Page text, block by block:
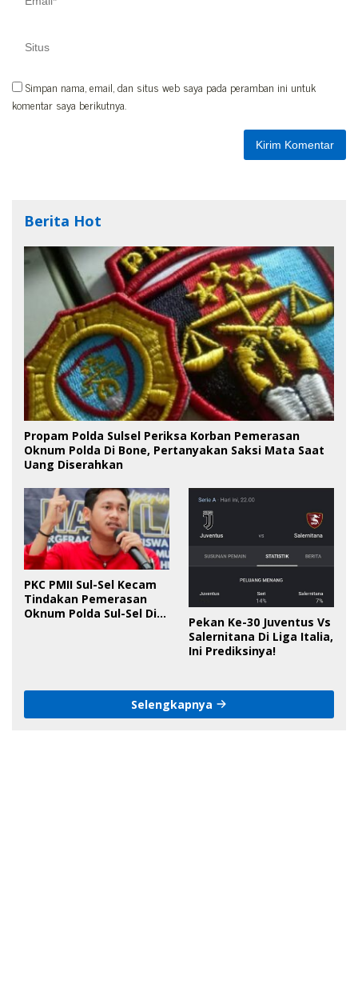
Simpan nama, email, dan situs web saya pada peramban ini untuk
komentar saya berikutnya.
Berita Hot
Propam Polda Sulsel Periksa Korban Pemerasan
Oknum Polda Di Bone, Pertanyakan Saksi Mata Saat
Uang Diserahkan
PKC PMII Sul-Sel Kecam
Tindakan Pemerasan
Oknum Polda Sul-Sel Di
Pekan Ke-30 Juventus Vs
Salernitana Di Liga Italia,
Ini Prediksinya!
Selengkapnya